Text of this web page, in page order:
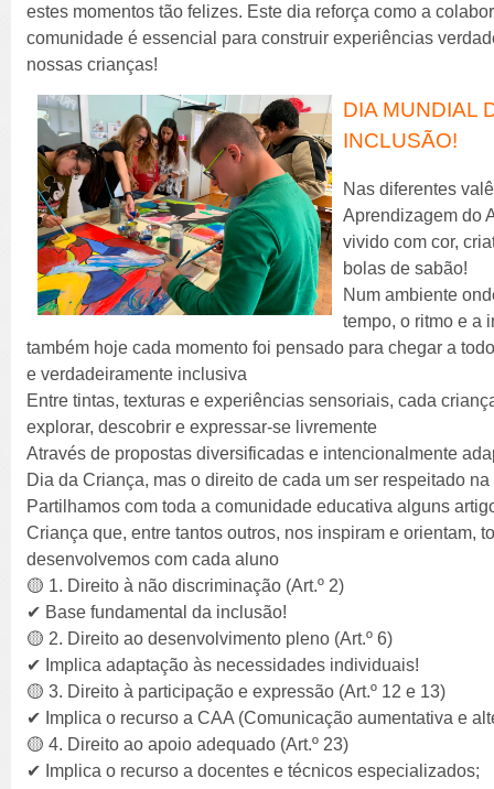
estes momentos tão felizes. Este dia reforça como a
comunidade é essencial para construir experiências
nossas crianças!
DIA MUNDIAL
INCLUSÃO!
Nas diferentes
Aprendizagem do
vivido com cor,
bolas de sabão!
Num ambiente
tempo, o ritmo e a
também hoje cada momento foi pensado para chegar a
e verdadeiramente inclusiva
Entre tintas, texturas e experiências sensoriais, cada
explorar, descobrir e expressar-se livremente
Através de propostas diversificadas e intencionalmente
Dia da Criança, mas o direito de cada um ser respeitado
Partilhamos com toda a comunidade educativa alguns
Criança que, entre tantos outros, nos inspiram e orientam,
desenvolvemos com cada aluno
🟡 1. Direito à não discriminação (Art.º 2)
✔ Base fundamental da inclusão!
🟡 2. Direito ao desenvolvimento pleno (Art.º 6)
✔ Implica adaptação às necessidades individuais!
🟡 3. Direito à participação e expressão (Art.º 12 e 13)
✔ Implica o recurso a CAA (Comunicação aumentativa e
🟡 4. Direito ao apoio adequado (Art.º 23)
✔ Implica o recurso a docentes e técnicos especializados;